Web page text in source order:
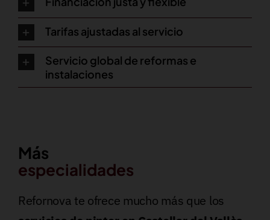
Tarifas ajustadas al servicio
Servicio global de reformas e
instalaciones
Más
especialidades
Refornova te ofrece mucho más que los